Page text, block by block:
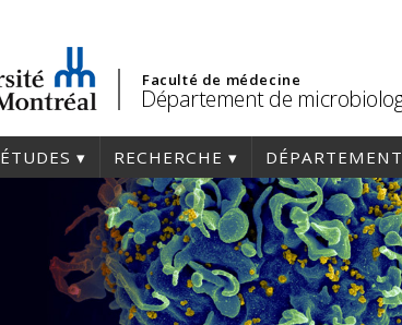
Faculté de médecine
Département de
ÉTUDES RECHERCHE DÉPARTEMENT